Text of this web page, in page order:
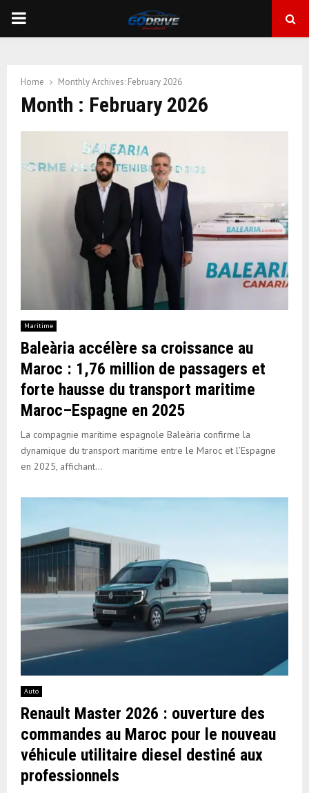
PRIMARY
Home Monthly Archives: February 2026
Month : February 2026
Maritime
Baleària accélère sa croissance au
Maroc : 1,76 million de passagers et
forte hausse du transport maritime
Maroc–Espagne en 2025
La compagnie maritime espagnole Baleària confirme la
dynamique du transport maritime entre le Maroc et l’Espagne
en 2025, affichant...
Auto
Renault Master 2026 : ouverture des
commandes au Maroc pour le nouveau
véhicule utilitaire diesel destiné aux
professionnels